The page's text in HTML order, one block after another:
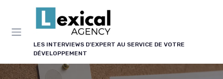
LES INTERVIEWS D'EXPERT AU SERVICE DE VOTRE
DÉVELOPPEMENT
Panneau de gestion des cookies